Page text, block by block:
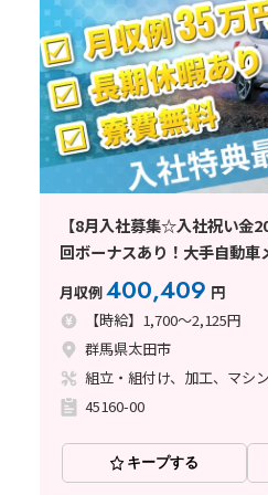
【8月入社募集☆入社祝い金
回ボーナスあり！大手自動車
接可/大型連休有/年間休日120
月収例400,409 円
【時給】1,700～2,125円
群馬県太田市
45160-00
キープする